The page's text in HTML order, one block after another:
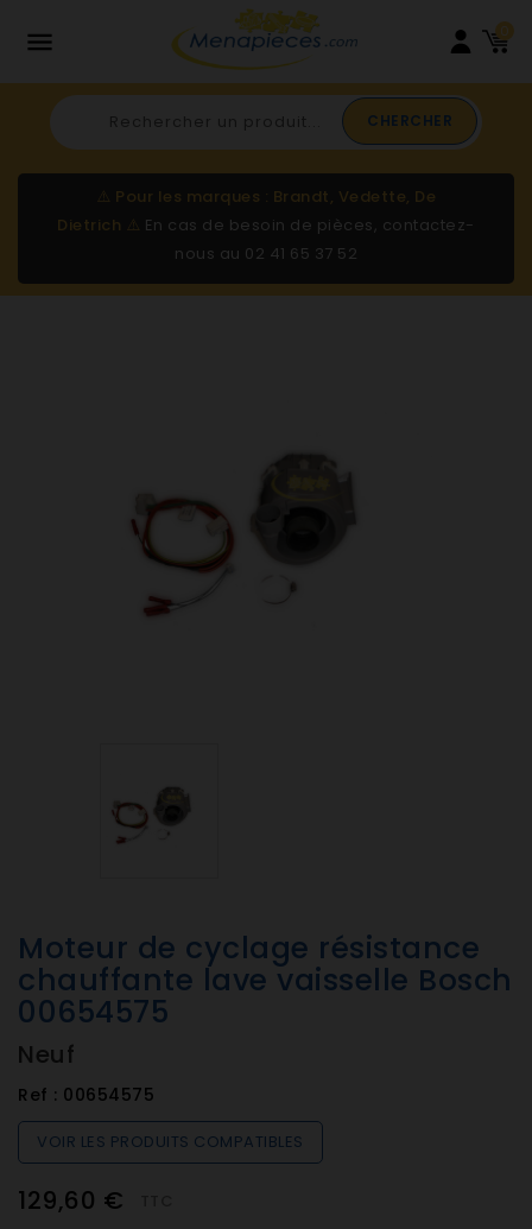
 0
CHERCHER
⚠️ Pour les marques : Brandt, Vedette, De
Dietrich ⚠️ En cas de besoin de pièces, contactez-
nous au 02 41 65 37 52
Moteur de cyclage résistance
chauffante lave vaisselle Bosch
00654575
Neuf
Ref : 00654575
VOIR LES PRODUITS COMPATIBLES
129,60 €